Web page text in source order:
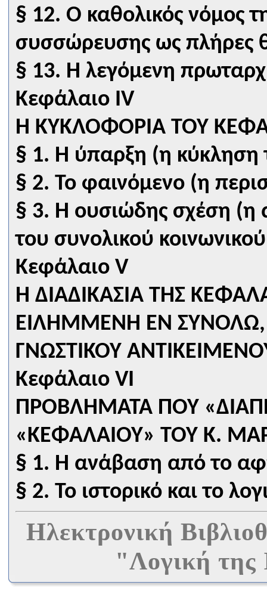
§ 12. Ο καθολικός νόμος
συσσώρευσης ως πλήρες
§ 13. Η λεγόμενη
Κεφάλαιο IV
Η ΚΥΚΛΟΦΟΡΙΑ ΤΟΥ
§ 1. Η ύπαρξη (η κύκληση
§ 2. Το φαινόμενο (η
§ 3. Η ουσιώδης σχέση
του συνολικού
Κεφάλαιο V
Η ΔΙΑΔΙΚΑΣΙΑ ΤΗΣ
ΕΙΛΗΜΜΕΝΗ ΕΝ ΣΥΝΟΛΩ,
ΓΝΩΣΤΙΚΟΥ
Κεφάλαιο VI
ΠΡΟΒΛΗΜΑΤΑ ΠΟΥ
«ΚΕΦΑΛΑΙΟΥ» ΤΟΥ Κ.
§ 1. Η ανάβαση από το
§ 2. Το ιστορικό και το
Ηλεκτρονική
"Λογική της